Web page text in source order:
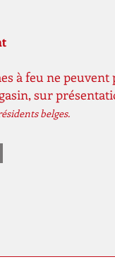
à feu ne peuvent
sur
belges.